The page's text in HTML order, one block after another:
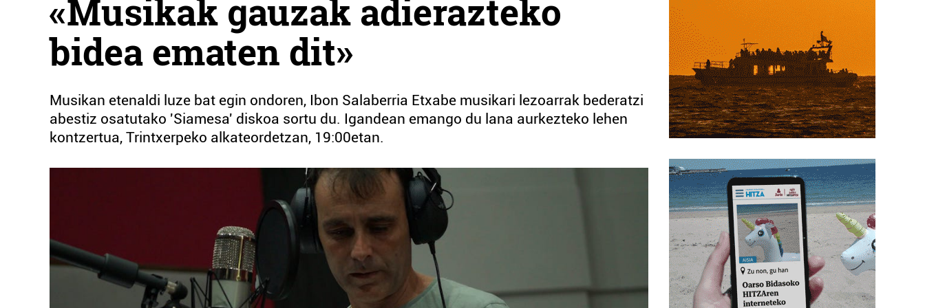
«Musikak gauzak adierazteko
bidea ematen dit»
Musikan etenaldi luze bat egin ondoren, Ibon Salaberria Etxabe musikari lezoarrak bederatzi
abestiz osatutako 'Siamesa' diskoa sortu du. Igandean emango du lana aurkezteko lehen
kontzertua, Trintxerpeko alkateordetzan, 19:00etan.